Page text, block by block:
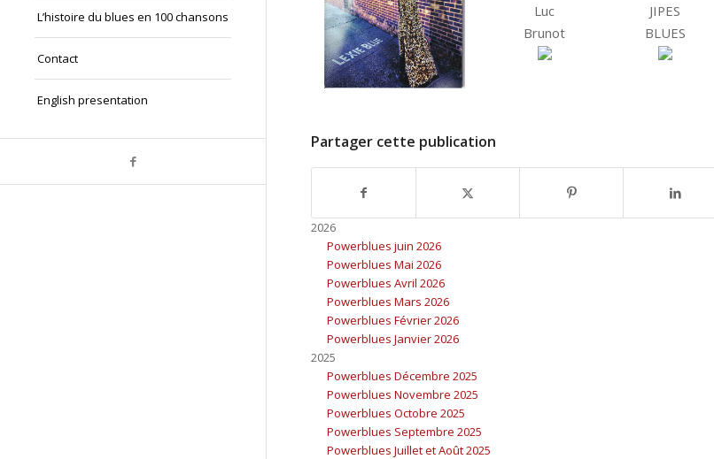
L’histoire du blues en 100 chansons
Contact
English presentation
Luc
Brunot
JIPES
BLUES
Partager cette publication
2026
Powerblues juin 2026
Powerblues Mai 2026
Powerblues Avril 2026
Powerblues Mars 2026
Powerblues Février 2026
Powerblues Janvier 2026
2025
Powerblues Décembre 2025
Powerblues Novembre 2025
Powerblues Octobre 2025
Powerblues Septembre 2025
Powerblues Juillet et Août 2025